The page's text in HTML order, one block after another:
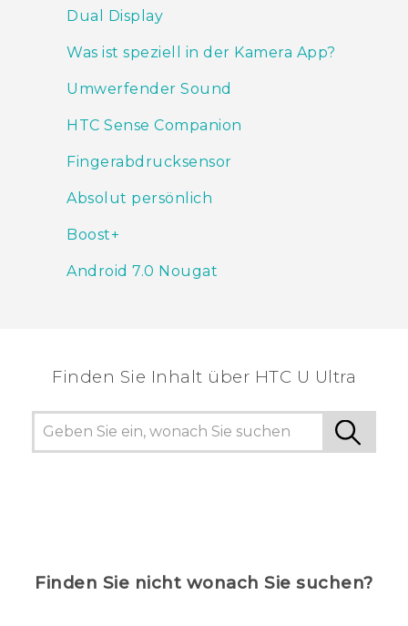
UNTERSTÜTZUNG
HTC-Geräte und Zubehör
Anmelden
Dual Display
Was ist speziell in der Kamera App?
Umwerfender Sound
HTC Sense Companion
Fingerabdrucksensor
Absolut persönlich
Boost+
Android 7.0 Nougat
Finden Sie Inhalt über‎ HTC U Ultra
Finden Sie nicht wonach Sie suchen?